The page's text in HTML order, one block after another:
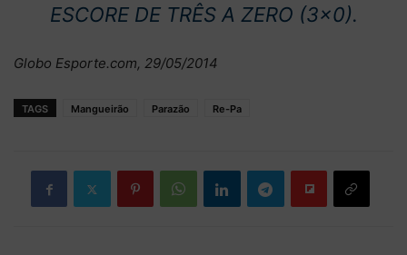
ESCORE DE TRÊS A ZERO (3×0).
Globo Esporte.com, 29/05/2014
TAGS Mangueirão Parazão Re-Pa